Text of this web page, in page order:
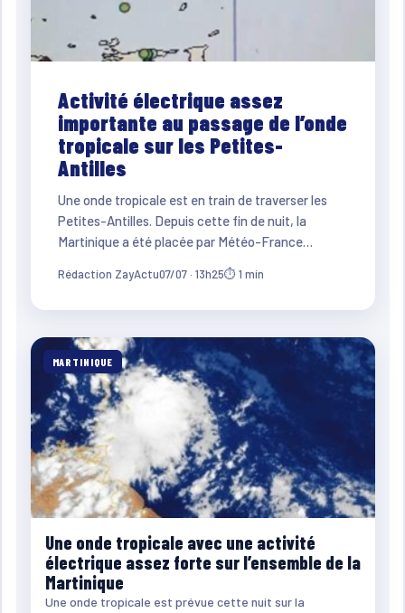
Activité électrique assez
importante au passage de l’onde
tropicale sur les Petites-
Antilles
Une onde tropicale est en train de traverser les
Petites-Antilles. Depuis cette fin de nuit, la
Martinique a été placée par Météo-France…
Rédaction ZayActu07/07 · 13h25⏱ 1 min
MARTINIQUE
Une onde tropicale avec une activité
électrique assez forte sur l’ensemble de la
Martinique
Une onde tropicale est prévue cette nuit sur la